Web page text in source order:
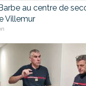
au centre de
Villemur